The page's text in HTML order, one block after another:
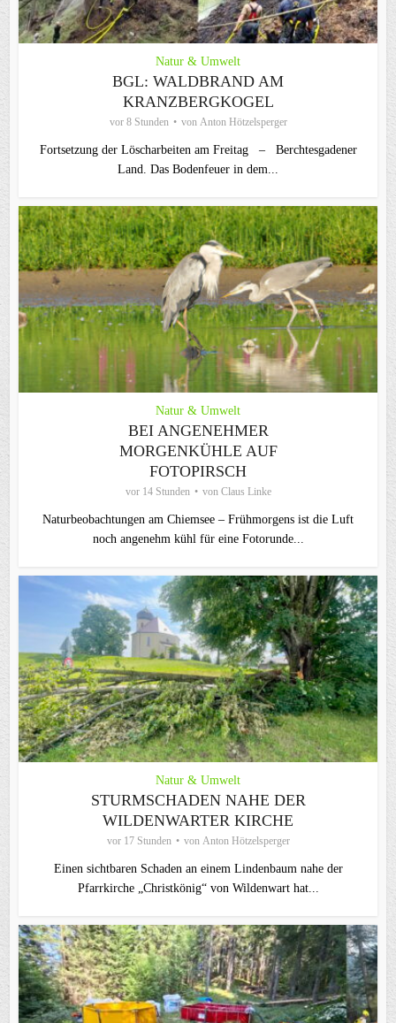
Natur & Umwelt
BGL: WALDBRAND AM
KRANZBERGKOGEL
vor 8 Stunden von Anton Hötzelsperger
Fortsetzung der Löscharbeiten am Freitag – Berchtesgadener
Land. Das Bodenfeuer in dem...
Natur & Umwelt
BEI ANGENEHMER
MORGENKÜHLE AUF
FOTOPIRSCH
vor 14 Stunden von Claus Linke
Naturbeobachtungen am Chiemsee – Frühmorgens ist die Luft
noch angenehm kühl für eine Fotorunde...
Natur & Umwelt
STURMSCHADEN NAHE DER
WILDENWARTER KIRCHE
vor 17 Stunden von Anton Hötzelsperger
Einen sichtbaren Schaden an einem Lindenbaum nahe der
Pfarrkirche „Christkönig“ von Wildenwart hat...